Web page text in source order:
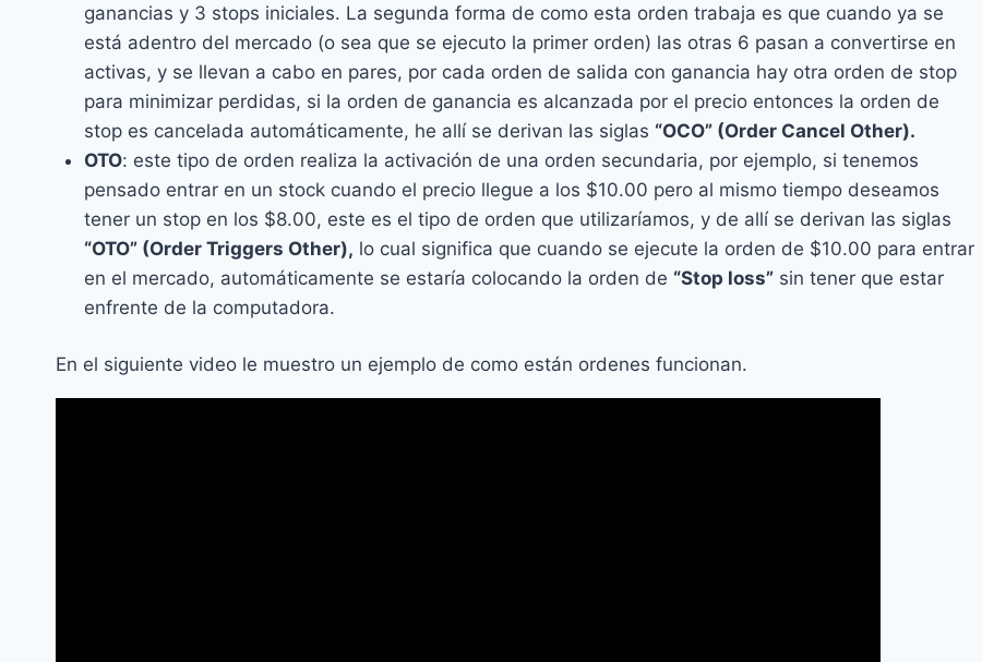
ganancias y 3 stops iniciales. La segunda forma de como esta orden trabaja es que cuando ya se
está adentro del mercado (o sea que se ejecuto la primer orden) las otras 6 pasan a convertirse en
activas, y se llevan a cabo en pares, por cada orden de salida con ganancia hay otra orden de stop
para minimizar perdidas, si la orden de ganancia es alcanzada por el precio entonces la orden de
stop es cancelada automáticamente, he allí se derivan las siglas “OCO” (Order Cancel Other).
OTO: este tipo de orden realiza la activación de una orden secundaria, por ejemplo, si tenemos
pensado entrar en un stock cuando el precio llegue a los $10.00 pero al mismo tiempo deseamos
tener un stop en los $8.00, este es el tipo de orden que utilizaríamos, y de allí se derivan las siglas
“OTO” (Order Triggers Other), lo cual significa que cuando se ejecute la orden de $10.00 para entrar
en el mercado, automáticamente se estaría colocando la orden de “Stop loss”sin tener que estar
enfrente de la computadora.
En el siguiente video le muestro un ejemplo de como están ordenes funcionan.